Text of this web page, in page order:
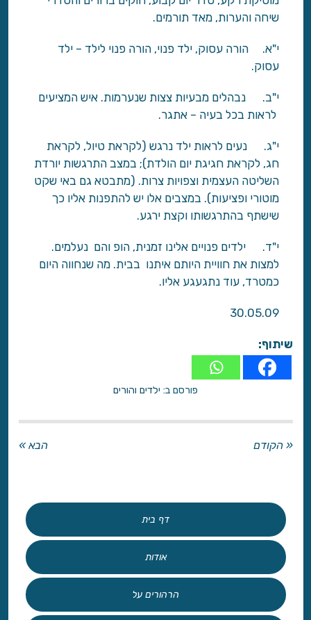
שיחה והערות, מאד תורמים.
י"א. הורה עסוק, ילד פנוי, הורה פנוי לילד – ילד
עסוק.
י"ב. נבהלים מבעיות צצות שנערמות. איש המציעים
לראות בכל בעיה – אתגר.
י"ג. נעים לראות ילד נרגש (לקראת טיול, לקראת
חג, לקראת חגיגת יום הולדת); במצב התרגשות יורדת
השליטה העצמית וצפויות צרות. (מתבטא גם באי שקט
מוטורי ופציעות). במצבים אלו יש להתפנות אליו כך
שישתף בהתרגשותו וקצת ירגע.
י"ד. ילדים פנויים אלינו זמנית, הופ והם נעלמים.
למצות את חוויית היותם איתנו בבית. מה שנחווה היום
כמטרד, עוד נתגעגע אליו.
30.05.09
שיתוף:
פורסם ב: ילדים והורים
« הקודם הבא »
דף בית
אודות
הרהורים על